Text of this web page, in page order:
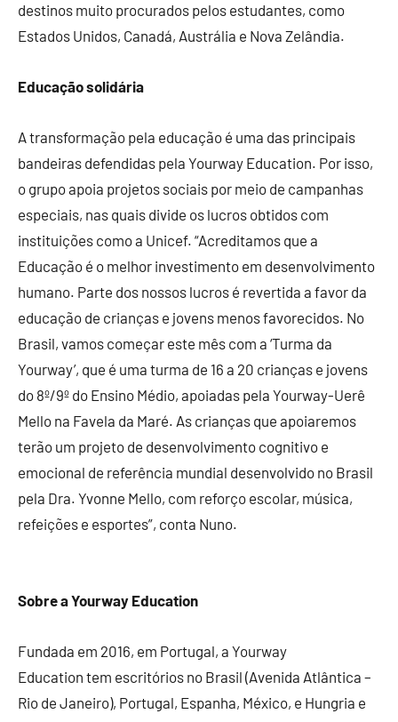
destinos muito procurados pelos estudantes, como
Estados Unidos, Canadá, Austrália e Nova Zelândia.
Educação solidária
A transformação pela educação é uma das principais
bandeiras defendidas pela Yourway Education. Por isso,
o grupo apoia projetos sociais por meio de campanhas
especiais, nas quais divide os lucros obtidos com
instituições como a Unicef. “Acreditamos que a
Educação é o melhor investimento em desenvolvimento
humano. Parte dos nossos lucros é revertida a favor da
educação de crianças e jovens menos favorecidos. No
Brasil, vamos começar este mês com a ‘Turma da
Yourway’, que é uma turma de 16 a 20 crianças e jovens
do 8º/9º do Ensino Médio, apoiadas pela Yourway-Uerê
Mello na Favela da Maré. As crianças que apoiaremos
terão um projeto de desenvolvimento cognitivo e
emocional de referência mundial desenvolvido no Brasil
pela Dra. Yvonne Mello, com reforço escolar, música,
refeições e esportes”, conta Nuno.
Sobre a Yourway Education
Fundada em 2016, em Portugal, a Yourway
Education tem escritórios no Brasil (Avenida Atlântica –
Rio de Janeiro), Portugal, Espanha, México, e Hungria e